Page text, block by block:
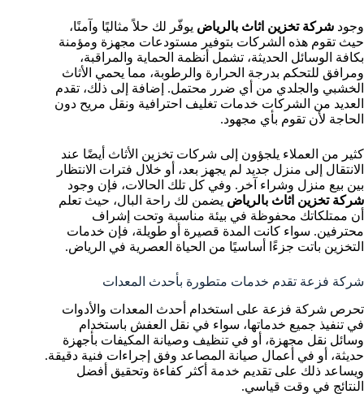
وجود شركة تخزين اثاث بالرياض يوفّر لك حلاً مثاليًا وآمنًا،
حيث تقوم هذه الشركات بتوفير مستودعات مجهزة ومؤمنة
بكافة الوسائل الحديثة، تشمل أنظمة الحماية والمراقبة،
ومرافق للتحكم بدرجة الحرارة والرطوبة، مما يحمي الأثاث
الخشبي والجلدي من أي ضرر محتمل. إضافة إلى ذلك، تقدم
العديد من الشركات خدمات تغليف احترافية ونقل مريح دون
الحاجة لأن تقوم بأي مجهود.
كثير من العملاء يلجؤون إلى شركات تخزين الأثاث أيضًا عند
الانتقال إلى منزل جديد لم يجهز بعد، أو خلال فترات الانتظار
بين بيع منزل وشراء آخر. وفي كل تلك الحالات، فإن وجود
شركة تخزين اثاث بالرياض يضمن لك راحة البال، حيث تعلم
أن ممتلكاتك محفوظة في بيئة مناسبة وتحت إشراف
محترفين. سواء كانت المدة قصيرة أو طويلة، فإن خدمات
التخزين باتت جزءًا أساسيًا من الحياة العصرية في الرياض.
شركة فزعة تقدم خدمات متطورة بأحدث المعدات
تحرص شركة فزعة على استخدام أحدث المعدات والأدوات
في تنفيذ جميع خدماتها، سواء في نقل العفش باستخدام
وسائل نقل مجهزة، أو في تنظيف وصيانة المكيفات بأجهزة
حديثة، أو في أعمال صيانة المصاعد وفق إجراءات فنية دقيقة.
ويساعد ذلك على تقديم خدمة أكثر كفاءة وتحقيق أفضل
النتائج في وقت قياسي.